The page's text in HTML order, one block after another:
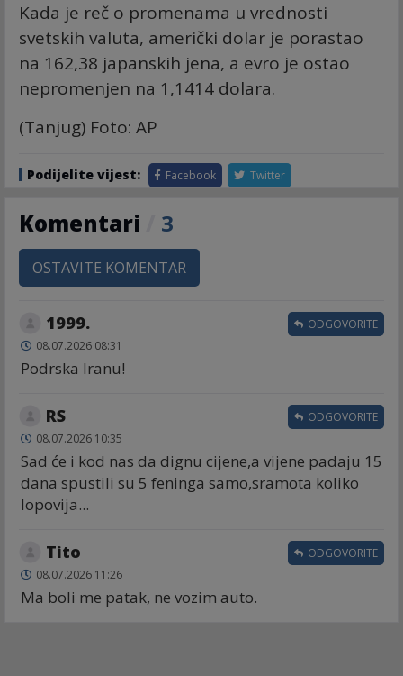
Kada je reč o promenama u vrednosti
svetskih valuta, američki dolar je porastao
na 162,38 japanskih jena, a evro je ostao
nepromenjen na 1,1414 dolara.
(Tanjug) Foto: AP
Podijelite vijest: Facebook Twitter
Komentari 3
OSTAVITE KOMENTAR
1999.
08.07.2026 08:31
Podrska Iranu!
ODGOVORITE
RS
08.07.2026 10:35
Sad će i kod nas da dignu cijene,a vijene padaju 15
dana spustili su 5 feninga samo,sramota koliko
lopovija...
ODGOVORITE
Tito
08.07.2026 11:26
Ma boli me patak, ne vozim auto.
ODGOVORITE